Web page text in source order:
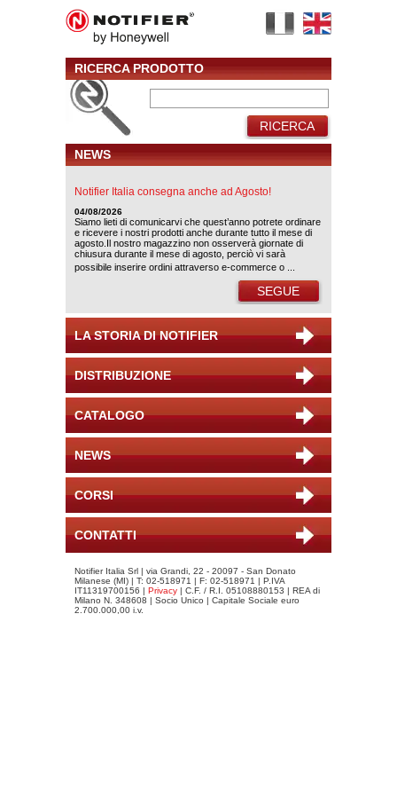
RICERCA PRODOTTO
RICERCA
NEWS
Notifier Italia consegna anche ad Agosto!
04/08/2026
Siamo lieti di comunicarvi che quest’anno potrete ordinare
e ricevere i nostri prodotti anche durante tutto il mese di
agosto.Il nostro magazzino non osserverà giornate di
chiusura durante il mese di agosto, perciò vi sarà
possibile inserire ordini attraverso e-commerce o ...
SEGUE
LA STORIA DI NOTIFIER
DISTRIBUZIONE
CATALOGO
NEWS
CORSI
CONTATTI
Notifier Italia Srl | via Grandi, 22 - 20097 - San Donato
Milanese (MI) | T: 02-518971 | F: 02-518971 | P.IVA
IT11319700156 | Privacy | C.F. / R.I. 05108880153 | REA di
Milano N. 348608 | Socio Unico | Capitale Sociale euro
2.700.000,00 i.v.